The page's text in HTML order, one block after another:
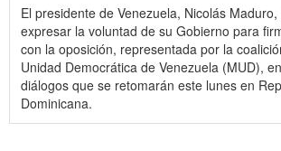
El presidente de Venezuela, Nicolás
expresar la voluntad de su Gobierno para
con la oposición, representada por la
Unidad Democrática de Venezuela (MUD),
diálogos que se retomarán este lunes en
Dominicana.